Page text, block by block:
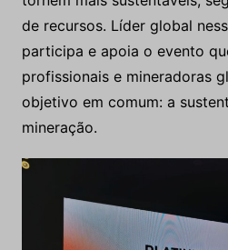
de recursos. Líder global
participa e apoia o evento
profissionais e mineradoras
objetivo em comum: a
mineração.